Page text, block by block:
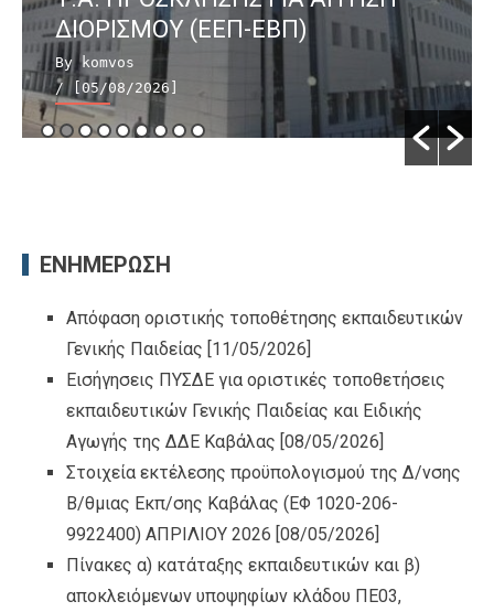
ΔΙΟΡΙΣΜΟΥ (ΕΕΠ-ΕΒΠ)
By komvos
/ [05/08/2026]
ΕΝΗΜΕΡΩΣΗ
Απόφαση οριστικής τοποθέτησης εκπαιδευτικών
Γενικής Παιδείας [11/05/2026]
Εισήγησεις ΠΥΣΔΕ για οριστικές τοποθετήσεις
εκπαιδευτικών Γενικής Παιδείας και Ειδικής
Αγωγής της ΔΔΕ Καβάλας [08/05/2026]
Στοιχεία εκτέλεσης προϋπολογισμού της Δ/νσης
Β/θμιας Εκπ/σης Καβάλας (ΕΦ 1020-206-
9922400) ΑΠΡΙΛΙΟΥ 2026 [08/05/2026]
Πίνακες α) κατάταξης εκπαιδευτικών και β)
αποκλειόμενων υποψηφίων κλάδου ΠΕ03,